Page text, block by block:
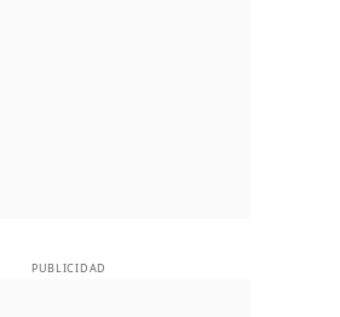
PUBLICIDAD